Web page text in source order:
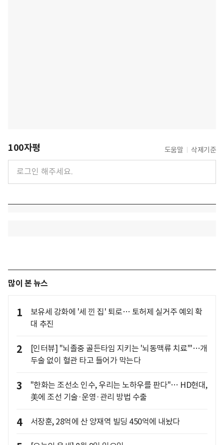
100자평 도움말 삭제기준
많이 본 뉴스
1
보유세 강화에 '세 낀 집' 퇴로… 토허제 실거주 예외 확
대 추진
2
[인터뷰] "뇌졸중 골든타임 지키는 '뇌동맥류 치료'"…개
두술 없이 혈관 타고 들어가 막는다
3
"한화는 조선소 인수, 우리는 노하우를 판다"… HD현대,
美에 조선 기술·운영·관리 방법 수출
4 서장훈, 28억에 산 양재역 빌딩 450억에 내놨다